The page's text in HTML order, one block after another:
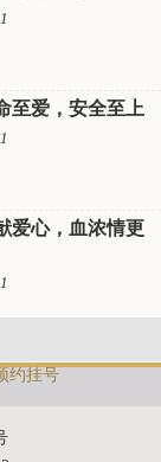
至爱，安全至上
爱心，血浓情更
约挂号